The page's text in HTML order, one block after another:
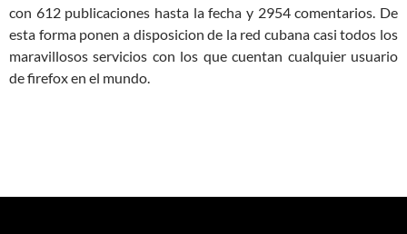
con 612 publicaciones hasta la fecha y 2954 comentarios. De
esta forma ponen a disposicion de la red cubana casi todos los
maravillosos servicios con los que cuentan cualquier usuario
de firefox en el mundo.